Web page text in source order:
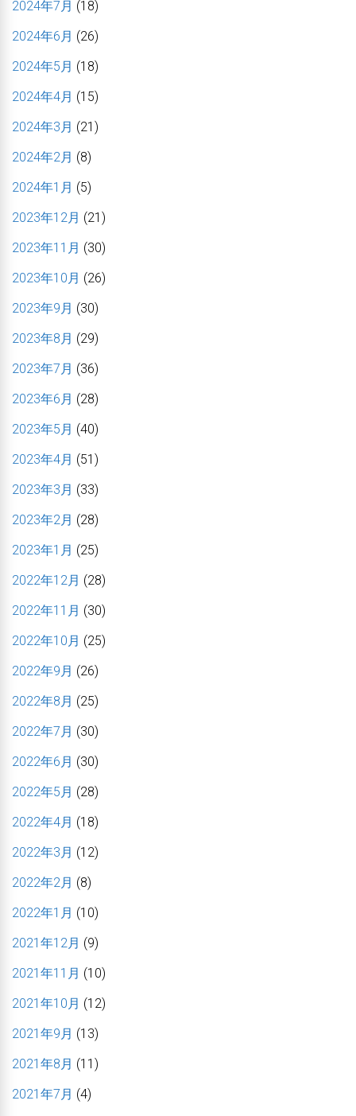
2024年7月 (18)
2024年6月 (26)
2024年5月 (18)
2024年4月 (15)
2024年3月 (21)
2024年2月 (8)
2024年1月 (5)
2023年12月 (21)
2023年11月 (30)
2023年10月 (26)
2023年9月 (30)
2023年8月 (29)
2023年7月 (36)
2023年6月 (28)
2023年5月 (40)
2023年4月 (51)
2023年3月 (33)
2023年2月 (28)
2023年1月 (25)
2022年12月 (28)
2022年11月 (30)
2022年10月 (25)
2022年9月 (26)
2022年8月 (25)
2022年7月 (30)
2022年6月 (30)
2022年5月 (28)
2022年4月 (18)
2022年3月 (12)
2022年2月 (8)
2022年1月 (10)
2021年12月 (9)
2021年11月 (10)
2021年10月 (12)
2021年9月 (13)
2021年8月 (11)
2021年7月 (4)